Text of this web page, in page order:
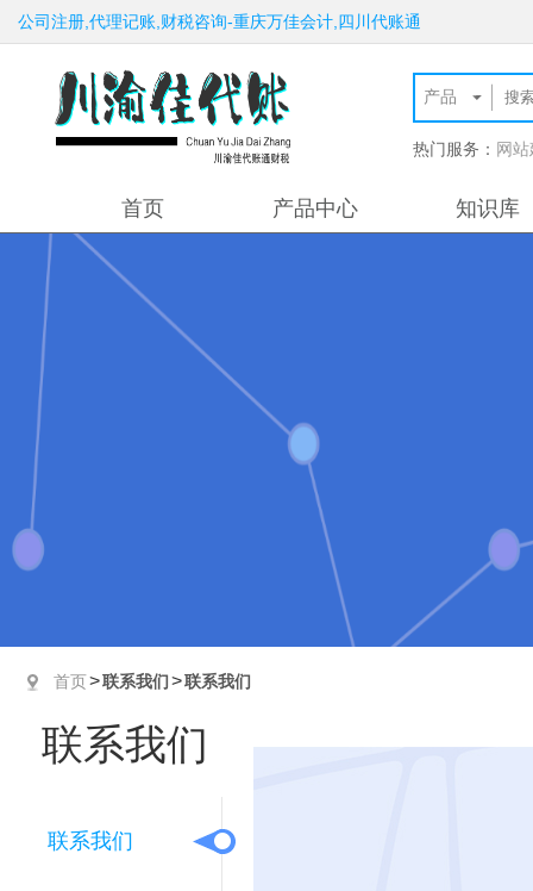
公司注册,代理记账,财税咨询-重庆万佳会计,四川代账通
热门服务： 网
首页 产品中心 知识库
首页>联系我们>联系我们
联系我们
联系我们